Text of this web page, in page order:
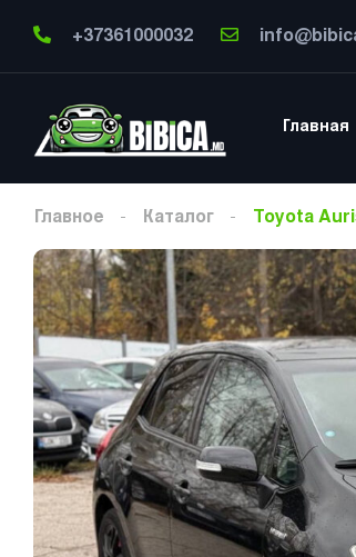
+37361000032
Главная
Главное Каталог Toyota